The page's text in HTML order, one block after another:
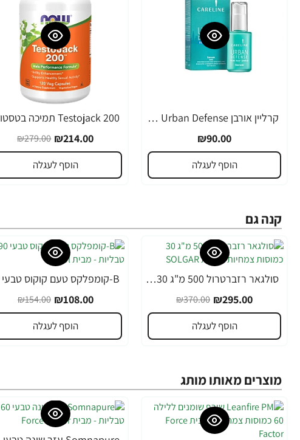
קרליין אורבן Urban Defense סרום לעור פנים 30 מ"ל - מבית CARELINE
₪90.00
הוסף לעגלה
-23%
₪214.00
₪279.00
הוסף לעגלה
קנה גם
-20%
סולגאר רזברטרול 500 מ"ג 30 כמוסות צמחיות - מבית SOLGAR
₪295.00
₪370.00
הוסף לעגלה
-30%
₪108.00
₪154.00
הוסף לעגלה
מוצרים מאותו מותג